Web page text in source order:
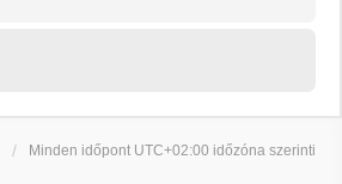
Minden időpont UTC+02:00 időzóna szerinti